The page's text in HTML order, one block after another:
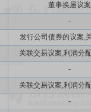
董事换届议案
-
发行公司债券的议案,
关联交易议案,利润分
-
关联交易议案,利润分
-